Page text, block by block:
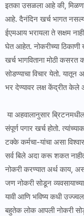
इतका उसळला आहे की,
आहे. दैनंदिन खर्च भागत
ईएमआय भरायला ते सक्षम
घेत आहेत. नोकरीच्या
खर्च भागविताना मोठी कसरत
सोडण्याचा विचार येतो.
भर देण्यावर लक्ष केंद्रीत केले
या अहवालानुसार
संपूर्ण पगार खर्च होतो.
टक्के कर्मचा-यांचा असा
सर्व बिले अदा करू शकत
नोकरी करण्यात अर्थ काय,
जण नोकरी सोडून
यावी आणि भविष्य कधी
बहुतेक लोक आपली नोकरी